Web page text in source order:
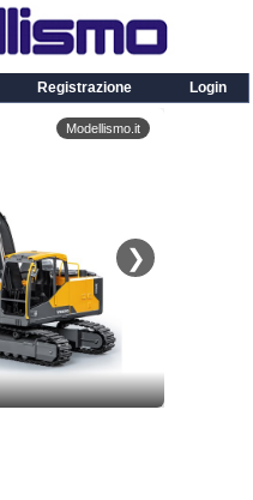
Registrazione Login